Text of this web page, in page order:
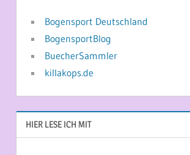
Bogensport Deutschland
BogensportBlog
BuecherSammler
killakops.de
HIER LESE ICH MIT